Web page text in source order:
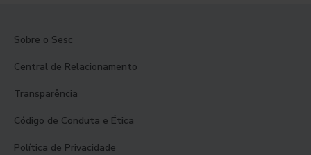
Sobre o Sesc
Central de Relacionamento
Transparência
Código de Conduta e Ética
Política de Privacidade